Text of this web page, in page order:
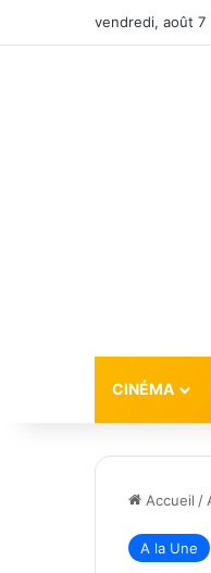
vendredi, août 7
CINÉMA
Accueil /
A la Une